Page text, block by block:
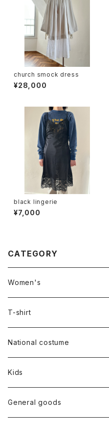
church smock dress
¥28,000
black lingerie
¥7,000
CATEGORY
Women's
Outer
Dress
Tops
Bottoms
T-shirt
National costume
Kids
General goods